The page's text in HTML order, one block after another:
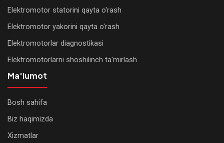
Elektromotor statorini qayta o'rash
Elektromotor yakorini qayta o'rash
Elektromotorlar diagnostikasi
Elektromotorlarni shoshilinch ta'mirlash
Ma'lumot
Bosh sahifa
Biz haqimizda
Xizmatlar